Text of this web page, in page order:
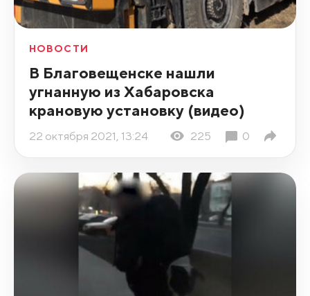
НОВОСТИ
В Благовещенске нашли
угнанную из Хабаровска
крановую установку (видео)
22 октября 2021, 13:24 225 0